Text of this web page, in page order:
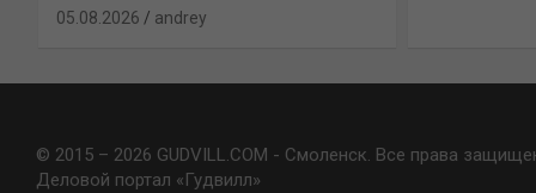
05.08.2026 andrey
© 2015 – 2026 GUDVILL.COM - Смоленск. Все права
Деловой портал «Гудвилл»